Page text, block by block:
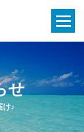
け♪
せ